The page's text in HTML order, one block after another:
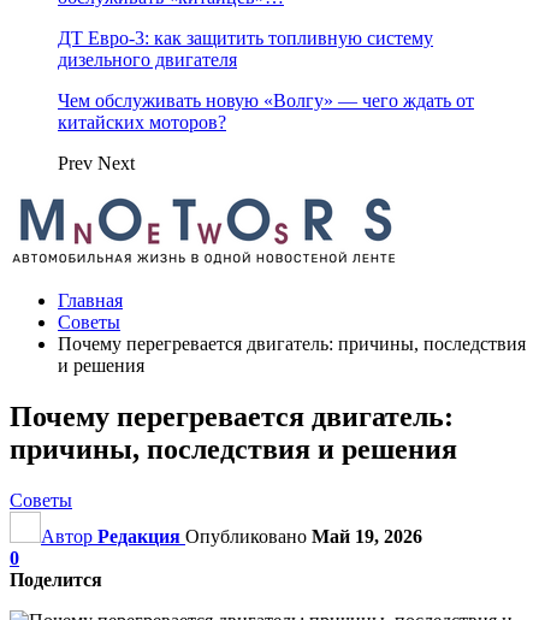
ДТ Евро-3: как защитить топливную систему
дизельного двигателя
Чем обслуживать новую «Волгу» — чего ждать от
китайских моторов?
Prev Next
Главная
Советы
Почему перегревается двигатель: причины, последствия
и решения
Почему перегревается двигатель:
причины, последствия и решения
Советы
Автор Редакция Опубликовано Май 19, 2026
0
Поделится